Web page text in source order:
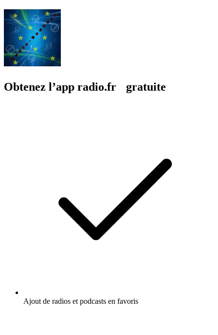
Obtenez l’app radio.fr gratuite
Ajout de radios et podcasts en favoris